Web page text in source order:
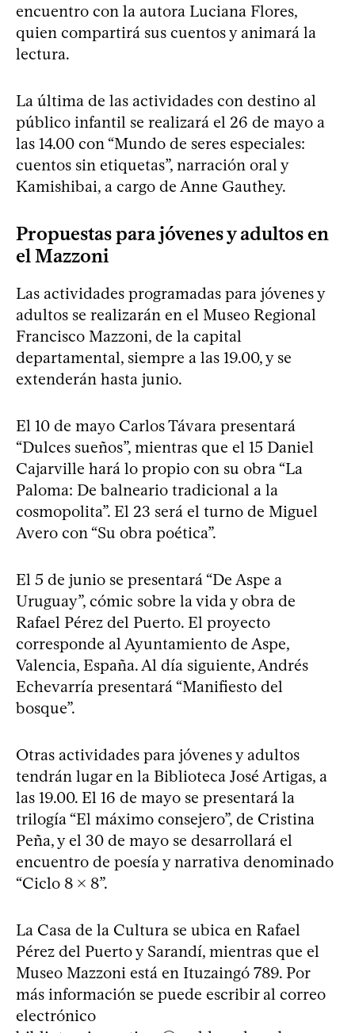
encuentro con la autora Luciana Flores,
quien compartirá sus cuentos y animará la
lectura.
La última de las actividades con destino al
público infantil se realizará el 26 de mayo a
las 14.00 con “Mundo de seres especiales:
cuentos sin etiquetas”, narración oral y
Kamishibai, a cargo de Anne Gauthey.
Propuestas para jóvenes y adultos en
el Mazzoni
Las actividades programadas para jóvenes y
adultos se realizarán en el Museo Regional
Francisco Mazzoni, de la capital
departamental, siempre a las 19.00, y se
extenderán hasta junio.
El 10 de mayo Carlos Távara presentará
“Dulces sueños”, mientras que el 15 Daniel
Cajarville hará lo propio con su obra “La
Paloma: De balneario tradicional a la
cosmopolita”. El 23 será el turno de Miguel
Avero con “Su obra poética”.
El 5 de junio se presentará “De Aspe a
Uruguay”, cómic sobre la vida y obra de
Rafael Pérez del Puerto. El proyecto
corresponde al Ayuntamiento de Aspe,
Valencia, España. Al día siguiente, Andrés
Echevarría presentará “Manifiesto del
bosque”.
Otras actividades para jóvenes y adultos
tendrán lugar en la Biblioteca José Artigas, a
las 19.00. El 16 de mayo se presentará la
trilogía “El máximo consejero”, de Cristina
Peña, y el 30 de mayo se desarrollará el
encuentro de poesía y narrativa denominado
“Ciclo 8 x 8”.
La Casa de la Cultura se ubica en Rafael
Pérez del Puerto y Sarandí, mientras que el
Museo Mazzoni está en Ituzaingó 789. Por
más información se puede escribir al correo
electrónico